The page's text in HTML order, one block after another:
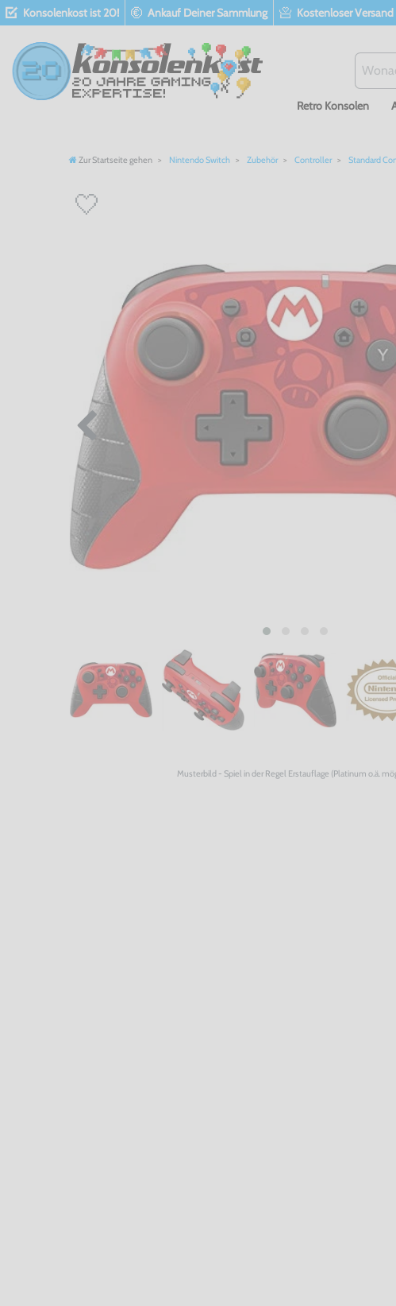
Konsolenkost ist 20! Ankauf Deiner Sammlung Kostenloser
Retro Konsolen
Zur Startseite gehen Nintendo Switch Zubehör Controller Standard
Musterbild - Spiel in der Regel Erstauflage (Platinum o.ä.